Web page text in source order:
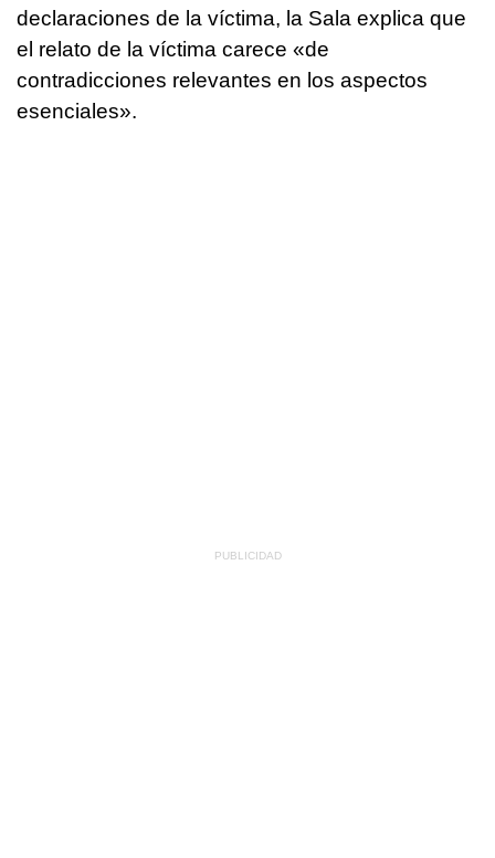
declaraciones de la víctima, la Sala explica que
el relato de la víctima carece «de
contradicciones relevantes en los aspectos
esenciales».